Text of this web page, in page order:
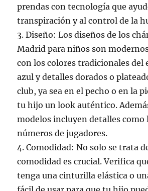
prendas con tecnología que
transpiración y al control de la
3. Diseño: Los diseños de los
Madrid para niños son
con los colores tradicionales del
azul y detalles dorados o
club, ya sea en el pecho o en la
tu hijo un look auténtico.
modelos incluyen detalles como
números de jugadores.
4. Comodidad: No solo se trata
comodidad es crucial. Verifica
tenga una cinturilla elástica o